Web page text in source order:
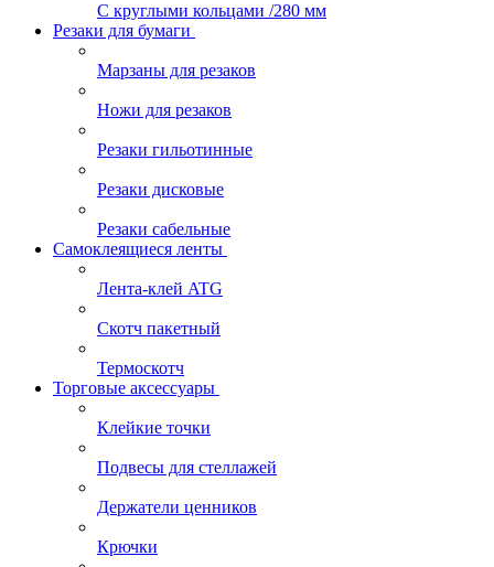
С круглыми кольцами /280 мм
Резаки для бумаги
Марзаны для резаков
Ножи для резаков
Резаки гильотинные
Резаки дисковые
Резаки сабельные
Самоклеящиеся ленты
Лента-клей ATG
Скотч пакетный
Термоскотч
Торговые аксессуары
Клейкие точки
Подвесы для стеллажей
Держатели ценников
Крючки